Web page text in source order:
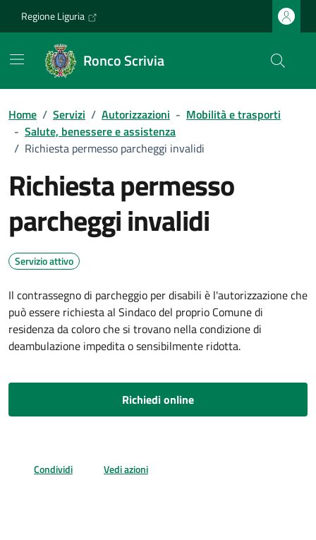
Regione Liguria
Ronco Scrivia
Home / Servizi / Autorizzazioni - Mobilità e trasporti
- Salute, benessere e assistenza
/ Richiesta permesso parcheggi invalidi
Richiesta permesso
parcheggi invalidi
Servizio attivo
Il contrassegno di parcheggio per disabili è l'autorizzazione che
può essere richiesta al Sindaco del proprio Comune di
residenza da coloro che si trovano nella condizione di
deambulazione impedita o sensibilmente ridotta.
Richiedi online
Condividi Vedi azioni